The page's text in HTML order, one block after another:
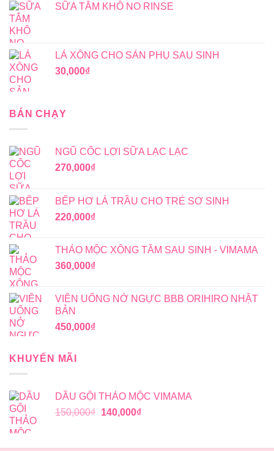
150,000₫. là:
SỮA TẮM KHÔ NO RINSE
LÁ XÔNG CHO SẢN PHỤ SAU SINH
30,000₫
BÁN CHẠY
NGŨ CỐC LỢI SỮA LẠC LẠC
270,000₫
BẾP HƠ LÁ TRẦU CHO TRẺ SƠ SINH
220,000₫
THẢO MỘC XÔNG TẮM SAU SINH - VIMAMA
360,000₫
VIÊN UỐNG NỞ NGỰC BBB ORIHIRO NHẬT
BẢN
450,000₫
KHUYẾN MÃI
DẦU GỘI THẢO MỘC VIMAMA
150,000₫ Giá
140,000₫Giá